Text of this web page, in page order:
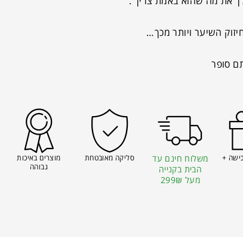
השיער ויותר מכך…
+
משלוח חינם עד
הבית בקנייה
מעל 299₪
סליקה מאובטחת
מוצרים באיכות
גבוהה